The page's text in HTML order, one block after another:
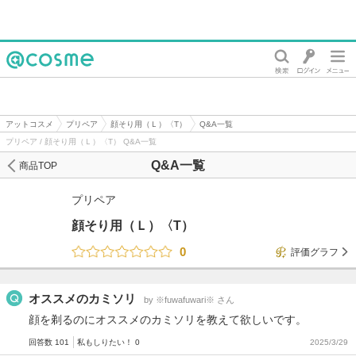
アットコスメ プリペア 顔そり用（Ｌ）〈T）
Q&A一覧
プリペア / 顔そり用（Ｌ）〈T） Q&A一覧
Q&A一覧
商品TOP
プリペア
顔そり用（Ｌ）〈T）
0
評価グラフ
オススメのカミソリ by ※fuwafuwari※ さん
顔を剃るのにオススメのカミソリを教えて欲しいです。
回答数 101 私もしりたい！ 0 2025/3/29